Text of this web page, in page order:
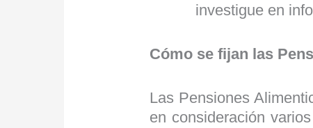
investigue en
Cómo se fijan las
Las Pensiones
en consideración